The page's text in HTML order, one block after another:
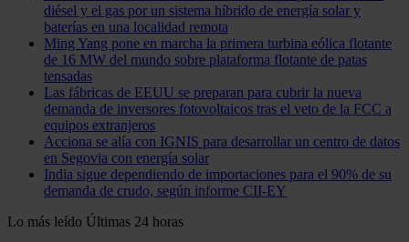
diésel y el gas por un sistema híbrido de energía solar y
baterías en una localidad remota
Ming Yang pone en marcha la primera turbina eólica flotante
de 16 MW del mundo sobre plataforma flotante de patas
tensadas
Las fábricas de EEUU se preparan para cubrir la nueva
demanda de inversores fotovoltaicos tras el veto de la FCC a
equipos extranjeros
Acciona se alía con IGNIS para desarrollar un centro de datos
en Segovia con energía solar
India sigue dependiendo de importaciones para el 90% de su
demanda de crudo, según informe CII-EY
Lo más leído Últimas 24 horas